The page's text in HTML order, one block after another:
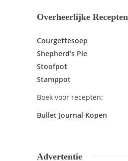
Overheerlijke Recepten
Courgettesoep
Shepherd’s Pie
Stoofpot
Stamppot
Boek voor recepten:
Bullet Journal Kopen
Advertentie